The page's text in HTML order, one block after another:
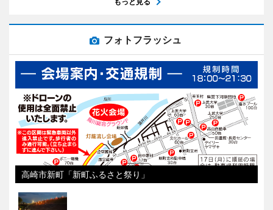
フォトフラッシュ
高崎市新町「新町ふるさと祭り」